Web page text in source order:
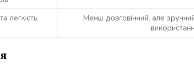
легкість
Менш довговічний, але